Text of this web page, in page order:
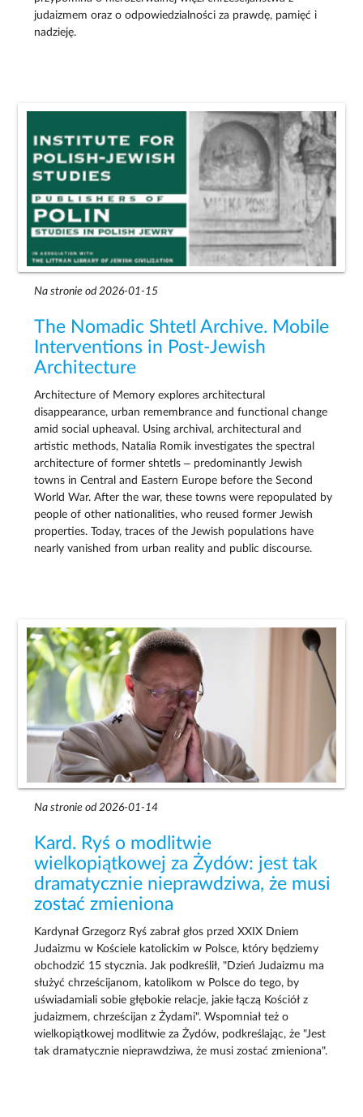
judaizmem oraz o odpowiedzialności za prawdę, pamięć i
nadzieję.
Na stronie od 2026-01-15
The Nomadic Shtetl Archive. Mobile
Interventions in Post-Jewish
Architecture
Architecture of Memory explores architectural
disappearance, urban remembrance and functional change
amid social upheaval. Using archival, architectural and
artistic methods, Natalia Romik investigates the spectral
architecture of former shtetls – predominantly Jewish
towns in Central and Eastern Europe before the Second
World War. After the war, these towns were repopulated by
people of other nationalities, who reused former Jewish
properties. Today, traces of the Jewish populations have
nearly vanished from urban reality and public discourse.
Na stronie od 2026-01-14
Kard. Ryś o modlitwie
wielkopiątkowej za Żydów: jest tak
dramatycznie nieprawdziwa, że musi
zostać zmieniona
Kardynał Grzegorz Ryś zabrał głos przed XXIX Dniem
Judaizmu w Kościele katolickim w Polsce, który będziemy
obchodzić 15 stycznia. Jak podkreślił, "Dzień Judaizmu ma
służyć chrześcijanom, katolikom w Polsce do tego, by
uświadamiali sobie głębokie relacje, jakie łączą Kościół z
judaizmem, chrześcijan z Żydami". Wspomniał też o
wielkopiątkowej modlitwie za Żydów, podkreślając, że "Jest
tak dramatycznie nieprawdziwa, że musi zostać zmieniona".